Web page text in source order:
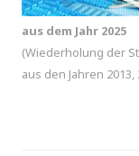
aus dem Jahr 2025
(Wiederholung der
aus den Jahren 2013,